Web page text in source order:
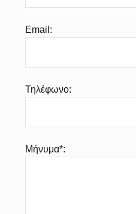
Email:
Τηλέφωνο:
Μήνυμα*: